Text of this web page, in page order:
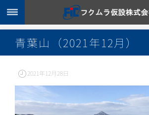
青葉山（2021年12月）
2021年12月28日